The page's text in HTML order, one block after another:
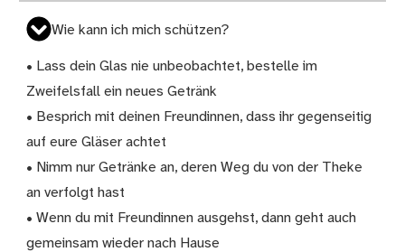
Wie kann ich mich schützen?
• Lass dein Glas nie unbeobachtet, bestelle im
Zweifelsfall ein neues Getränk
• Besprich mit deinen Freundinnen, dass ihr gegenseitig
auf eure Gläser achtet
• Nimm nur Getränke an, deren Weg du von der Theke
an verfolgt hast
• Wenn du mit Freundinnen ausgehst, dann geht auch
gemeinsam wieder nach Hause